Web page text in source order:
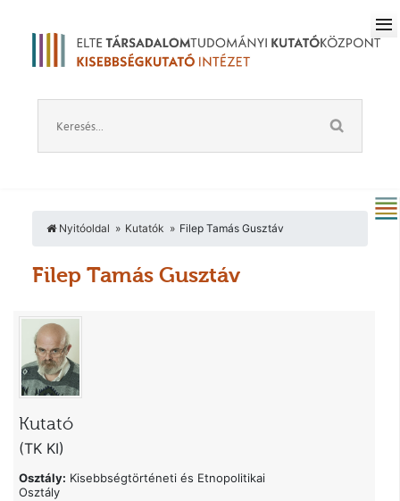
Nyitóoldal Kutatók Filep Tamás Gusztáv
Filep Tamás Gusztáv
Kutató
(TK KI)
Osztály: Kisebbségtörténeti és Etnopolitikai
Osztály